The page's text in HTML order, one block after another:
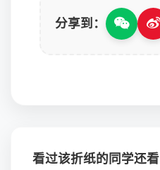
分享到：
看过该折纸的同学还看